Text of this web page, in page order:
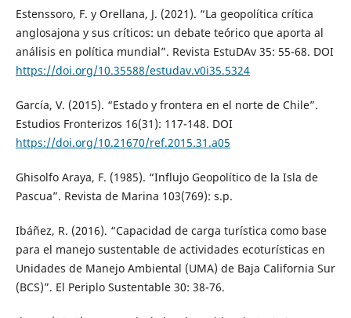
Estenssoro, F. y Orellana, J. (2021). “La geopolítica crítica
anglosajona y sus críticos: un debate teórico que aporta al
análisis en política mundial”. Revista EstuDAv 35: 55-68. DOI
https://doi.org/10.35588/estudav.v0i35.5324
García, V. (2015). “Estado y frontera en el norte de Chile”.
Estudios Fronterizos 16(31): 117-148. DOI
https://doi.org/10.21670/ref.2015.31.a05
Ghisolfo Araya, F. (1985). “Influjo Geopolítico de la Isla de
Pascua”. Revista de Marina 103(769): s.p.
Ibáñez, R. (2016). “Capacidad de carga turística como base
para el manejo sustentable de actividades ecoturísticas en
Unidades de Manejo Ambiental (UMA) de Baja California Sur
(BCS)”. El Periplo Sustentable 30: 38-76.